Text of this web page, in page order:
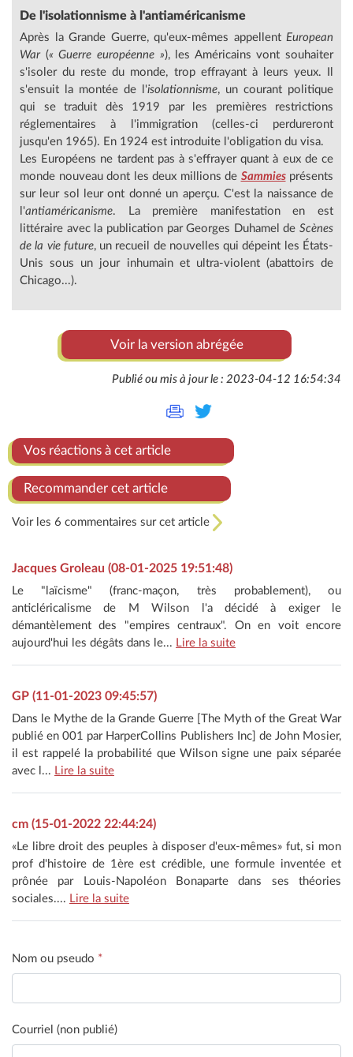
De l'isolationnisme à l'antiaméricanisme
Après la Grande Guerre, qu'eux-mêmes appellent European
War(« Guerre européenne »), les Américains vont souhaiter
s'isoler du reste du monde, trop effrayant à leurs yeux. Il
s'ensuit la montée de l'isolationnisme, un courant politique
qui se traduit dès 1919 par les premières restrictions
réglementaires à l'immigration (celles-ci perdureront
jusqu'en 1965). En 1924 est introduite l'obligation du visa.
Les Européens ne tardent pas à s'effrayer quant à eux de ce
monde nouveau dont les deux millions de Sammiesprésents
sur leur sol leur ont donné un aperçu. C'est la naissance de
l'antiaméricanisme. La première manifestation en est
littéraire avec la publication par Georges Duhamel de Scènes
de la vie future, un recueil de nouvelles qui dépeint les États-
Unis sous un jour inhumain et ultra-violent (abattoirs de
Chicago...).
Voir la version abrégée
Publié ou mis à jour le : 2023-04-12 16:54:34
Vos réactions à cet article
Recommander cet article
Voir les 6 commentaires sur cet article
Jacques Groleau (08-01-2025 19:51:48)
Le "laïcisme" (franc-maçon, très probablement), ou
anticléricalisme de M Wilson l'a décidé à exiger le
démantèlement des "empires centraux". On en voit encore
aujourd'hui les dégâts dans le... Lire la suite
GP (11-01-2023 09:45:57)
Dans le Mythe de la Grande Guerre [The Myth of the Great War
publié en 001 par HarperCollins Publishers Inc] de John Mosier,
il est rappelé la probabilité que Wilson signe une paix séparée
avec l... Lire la suite
cm (15-01-2022 22:44:24)
«Le libre droit des peuples à disposer d'eux-mêmes» fut, si mon
prof d'histoire de 1ère est crédible, une formule inventée et
prônée par Louis-Napoléon Bonaparte dans ses théories
sociales.... Lire la suite
Nom ou pseudo *
Courriel (non publié)